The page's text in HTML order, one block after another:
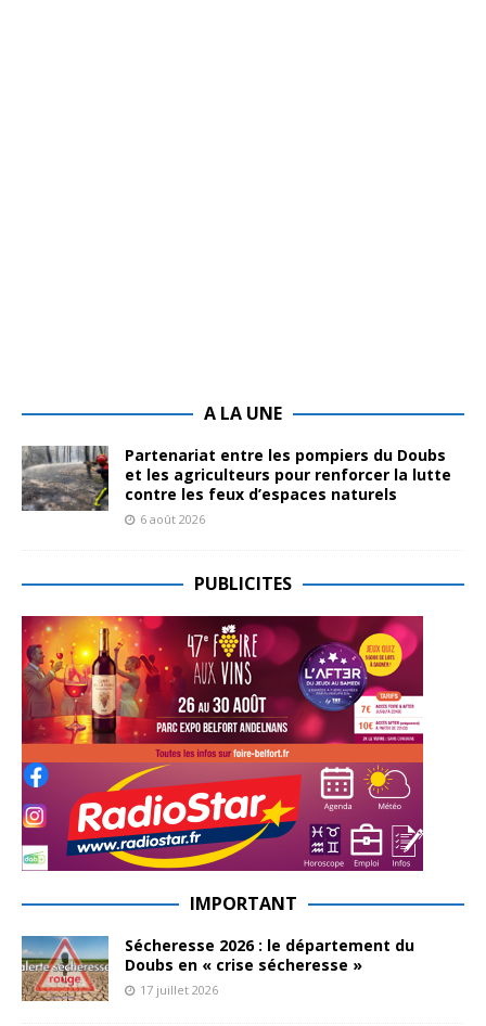
A LA UNE
Partenariat entre les pompiers du Doubs
et les agriculteurs pour renforcer la lutte
contre les feux d’espaces naturels
6 août 2026
PUBLICITES
IMPORTANT
Sécheresse 2026 : le département du
Doubs en « crise sécheresse »
17 juillet 2026